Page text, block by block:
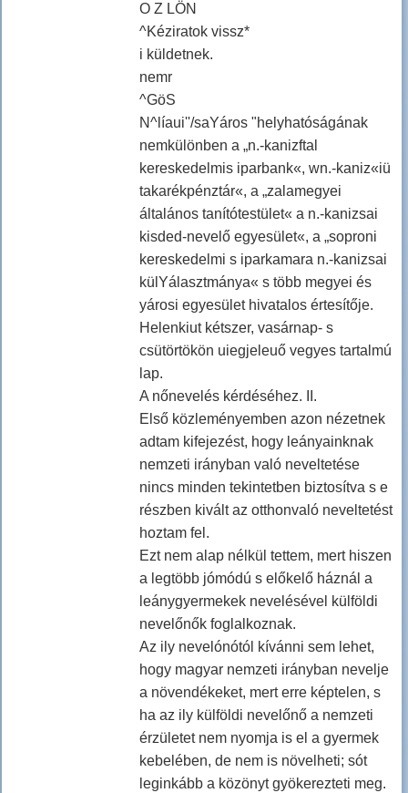
O Z LÖN
^Kéziratok vissz*
i küldetnek.
nemr
^GöS
N^líaui''/saYáros "helyhatóságának
nemkülönben a „n.-kanizftal
kereskedelmis iparbank«, wn.-kaniz«iü
takarékpénztár«, a „zalamegyei
általános tanítótestület« a n.-kanizsai
kisded-nevelő egyesület«, a „soproni
kereskedelmi s iparkamara n.-kanizsai
külYálasztmánya« s több megyei és
yárosi egyesület hivatalos értesítője.
Helenkiut kétszer, vasárnap- s
csütörtökön uiegjeleuő vegyes tartalmú
lap.
A nőnevelés kérdéséhez. II.
Első közleményemben azon nézetnek
adtam kifejezést, hogy leányainknak
nemzeti irányban való neveltetése
nincs minden tekintetben biztosítva s e
részben kivált az otthonvaló neveltetést
hoztam fel.
Ezt nem alap nélkül tettem, mert hiszen
a legtöbb jómódú s előkelő háznál a
leánygyermekek nevelésével külföldi
nevelőnők foglalkoznak.
Az ily nevelónótól kívánni sem lehet,
hogy magyar nemzeti irányban nevelje
a növendékeket, mert erre képtelen, s
ha az ily külföldi nevelőnő a nemzeti
érzületet nem nyomja is el a gyermek
kebelében, de nem is növelheti; sót
leginkább a közönyt gyökerezteti meg.